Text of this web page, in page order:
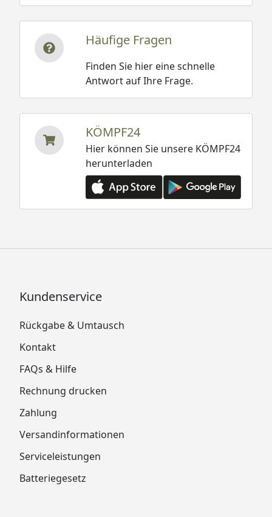
Häufige Fragen
Finden Sie hier eine schnelle
Antwort auf Ihre Frage.
KÖMPF24
Hier können Sie unsere KÖMPF24
herunterladen
Kundenservice
Rückgabe & Umtausch
Kontakt
FAQs & Hilfe
Rechnung drucken
Zahlung
Versandinformationen
Serviceleistungen
Batteriegesetz